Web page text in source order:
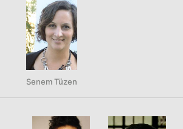
Senem Tüzen